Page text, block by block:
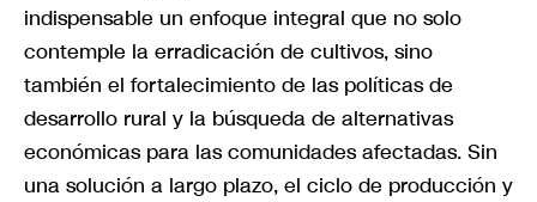
indispensable un enfoque integral que no solo
contemple la erradicación de cultivos, sino
también el fortalecimiento de las políticas de
desarrollo rural y la búsqueda de alternativas
económicas para las comunidades afectadas. Sin
una solución a largo plazo, el ciclo de producción y